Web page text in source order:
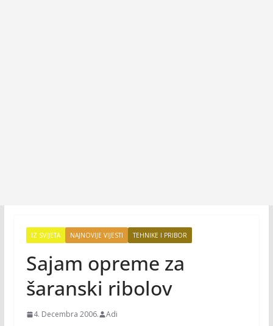
IZ SVIJETA NAJNOVIJE VIJESTI TEHNIKE I PRIBOR
Sajam opreme za
šaranski ribolov
4. Decembra 2006. Adi